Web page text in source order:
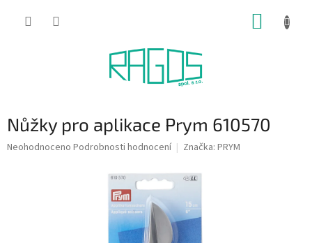
Nůžky pro aplikace Prym 610570
Průměrné
Neohodnoceno Podrobnosti hodnocení Značka: PRYM